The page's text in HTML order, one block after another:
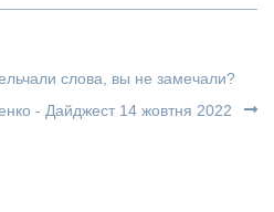
слова, вы не замечали?
- Дайджест 14 жовтня 2022